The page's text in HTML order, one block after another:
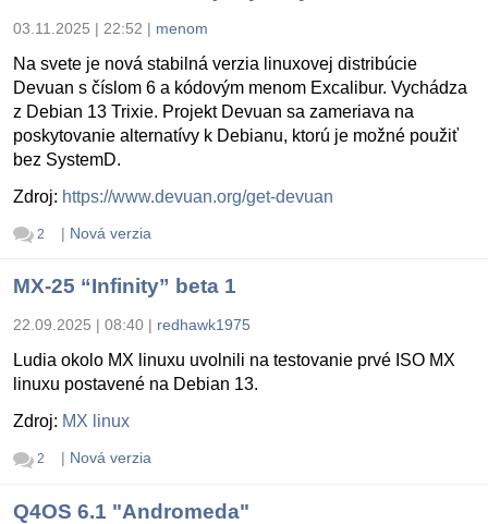
03.11.2025 | 22:52 | menom
Na svete je nová stabilná verzia linuxovej distribúcie
Devuan s číslom 6 a kódovým menom Excalibur. Vychádza
z Debian 13 Trixie. Projekt Devuan sa zameriava na
poskytovanie alternatívy k Debianu, ktorú je možné použiť
bez SystemD.
Zdroj: https://www.devuan.org/get-devuan
2 | Nová verzia
MX-25 “Infinity” beta 1
22.09.2025 | 08:40 | redhawk1975
Ludia okolo MX linuxu uvolnili na testovanie prvé ISO MX
linuxu postavené na Debian 13.
Zdroj: MX linux
2 | Nová verzia
Q4OS 6.1 "Andromeda"